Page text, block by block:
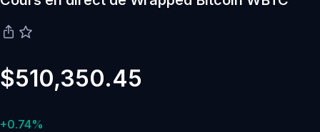
$510,350.45
+0.74%